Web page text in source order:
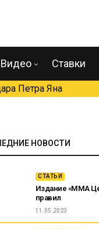
Видео Ставки
Петра Яна
НОВОСТИ
СТАТЬИ
Издание «ММА
правил
11.05.2023